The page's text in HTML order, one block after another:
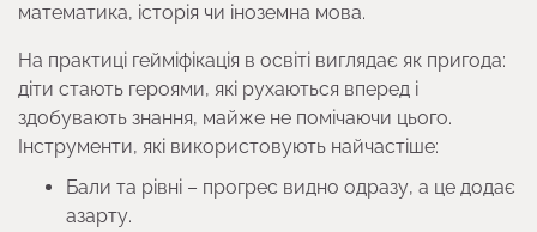
математика, історія чи іноземна мова.
На практиці гейміфікація в освіті виглядає як пригода:
діти стають героями, які рухаються вперед і
здобувають знання, майже не помічаючи цього.
Інструменти, які використовують найчастіше:
Бали та рівні – прогрес видно одразу, а це додає
азарту.